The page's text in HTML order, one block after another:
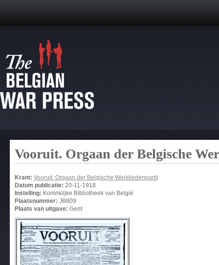
Vooruit. Orgaan der Belgische
Krant: Vooruit. Orgaan der Belgische Werkliedenpartij
Datum publicatie: 20-11-1918
Instelling: Koninklijke Bibliotheek van België
Plaatsnummer: JB809
Plaats van uitgave: Gent